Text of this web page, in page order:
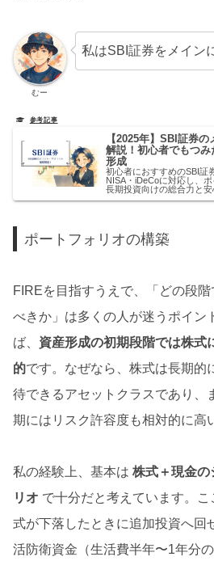
むー
私はSBI証券をメイン
【2025年】SBI証券
解説！初心者でもつ
形成
初心者におすすめのSBI証
NISA・iDeCoに対応し、
長期投資向けの総合力と安
ポートフォリオの構築
FIREを目指すうえで、「どの段
べきか」は多くの人が迷うポイン
ば、 資産形成の初期段階では株式
的です。なぜなら、株式は長期的
待できるアセットクラスであり、
期にはリスク許容度も相対的に高
私の経験上、基本は 株式＋現金の
リオ で十分だと考えています。
式が下落したときに追加投資へ回
活防衛資金（生活費半年〜1年分